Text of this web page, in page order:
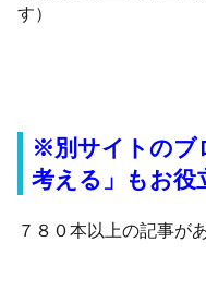
す）
※別サイトのブ
考える」もお役
７８０本以上の記事が